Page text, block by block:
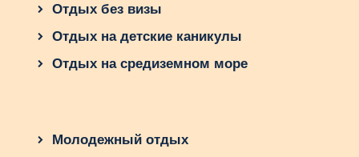
Отдых без визы
Отдых на детские каникулы
Отдых на средиземном море
Молодежный отдых